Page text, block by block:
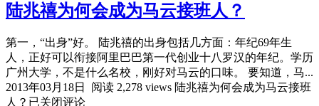
陆兆禧为何会成为马云接班人？
第一，“出身”好。 陆兆禧的出身包括几方面：年纪69年生
人，正好可以衔接阿里巴巴第一代创业十八罗汉的年纪。学历
广州大学，不是什么名校，刚好对马云的口味。 要知道，马...
2013年03月18日
阅读 2,278 views 陆兆禧为何会成为马云接班
人？ 已关闭评论